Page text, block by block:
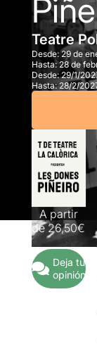
Teatre
Desde: 29 de
Hasta:28 de
Desde:29/1/
Hasta:28/2/
A partir
de26,50€
Deja tu
opinión